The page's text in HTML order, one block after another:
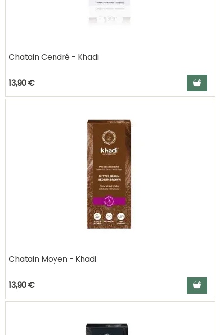
Chatain Cendré - Khadi
13,90 € Ajouter
Chatain Moyen - Khadi
13,90 € Ajouter